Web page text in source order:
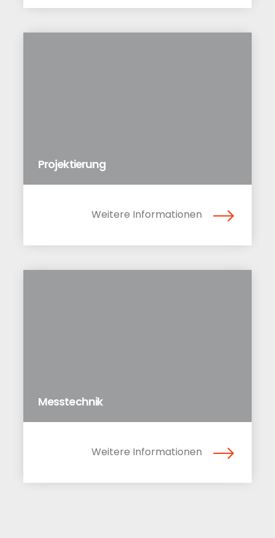
Projektierung
Weitere Informationen
Messtechnik
Weitere Informationen